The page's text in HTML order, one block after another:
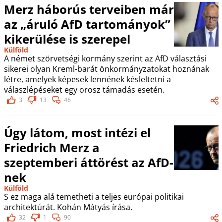
Merz háborús terveiben már
az „áruló AfD tartományok”
kikerülése is szerepel
Külföld
A német szörvetségi kormány szerint az AfD választási
sikerei olyan Kreml-barát önkormányzatokat hoznának
létre, amelyek képesek lennének késleltetni a
válaszlépéseket egy orosz támadás esetén.
3 13 46
Úgy látom, most intézi el
Friedrich Merz a
szeptemberi áttörést az AfD-
nek
Külföld
S ez maga alá temetheti a teljes európai politikai
architektúrát. Kohán Mátyás írása.
32 1 90